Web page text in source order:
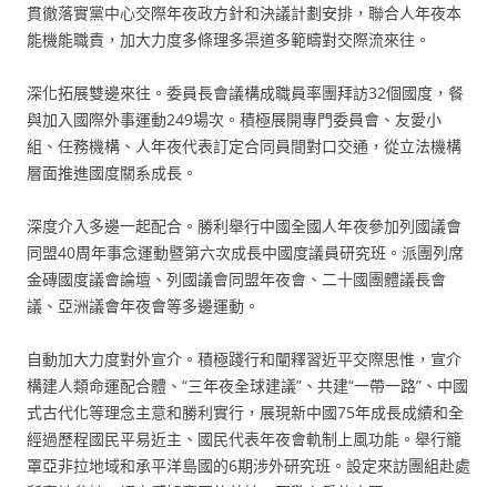
貫徹落實黨中心交際年夜政方針和決議計劃安排，聯合人年夜本
能機能職責，加大力度多條理多渠道多範疇對交際流來往。
深化拓展雙邊來往。委員長會議構成職員率團拜訪32個國度，餐
與加入國際外事運動249場次。積極展開專門委員會、友愛小
組、任務機構、人年夜代表訂定合同員間對口交通，從立法機構
層面推進國度關系成長。
深度介入多邊一起配合。勝利舉行中國全國人年夜參加列國議會
同盟40周年事念運動暨第六次成長中國度議員研究班。派團列席
金磚國度議會論壇、列國議會同盟年夜會、二十國團體議長會
議、亞洲議會年夜會等多邊運動。
自動加大力度對外宣介。積極踐行和闡釋習近平交際思惟，宣介
構建人類命運配合體、“三年夜全球建議”、共建“一帶一路”、中國
式古代化等理念主意和勝利實行，展現新中國75年成長成績和全
經過歷程國民平易近主、國民代表年夜會軌制上風功能。舉行籠
罩亞非拉地域和承平洋島國的6期涉外研究班。設定來訪團組赴處